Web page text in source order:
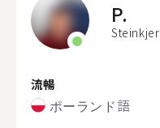
P.
Steinkjer
流暢
ポーランド語